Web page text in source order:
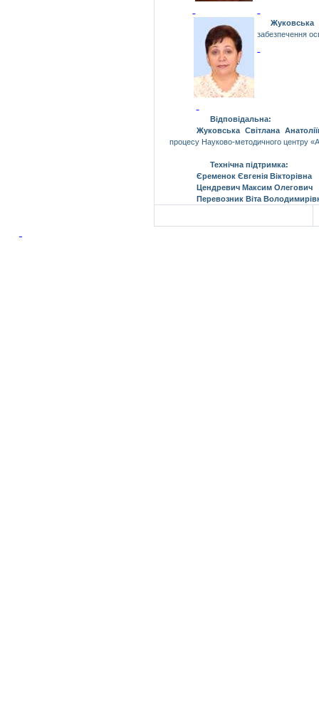
Жуковська
забезпечення
Відповідальна:
Жуковська Світлана
процесу Науково-методичного центру «
Технічна підтримка:
ЄременокЄвгенія Вікторівна
ЦендревичМаксим Олегович
ПеревозникВіта